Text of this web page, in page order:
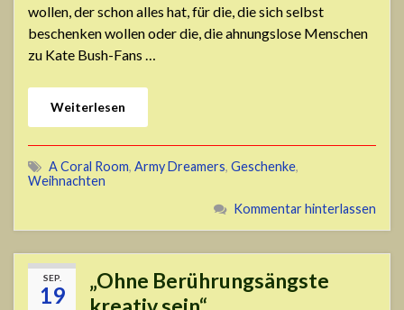
wollen, der schon alles hat, für die, die sich selbst
beschenken wollen oder die, die ahnungslose Menschen
zu Kate Bush-Fans …
Weiterlesen
A Coral Room, Army Dreamers, Geschenke,
Weihnachten
Kommentar hinterlassen
SEP.
19
„Ohne Berührungsängste